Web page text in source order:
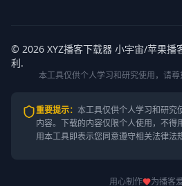
© 2026 XYZ播客下载器 小宇宙/苹果播
利.
本工具仅供个人学习和研究使用，请尊
重要提示： 本工具仅供个人学习和研究
内容。 下载的内容仅限个人使用，不得
用本工具即表示您同意遵守相关法律法
用心制作 为播客